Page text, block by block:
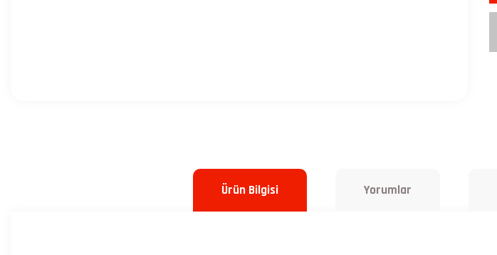
Ürün Bilgisi Yorumlar